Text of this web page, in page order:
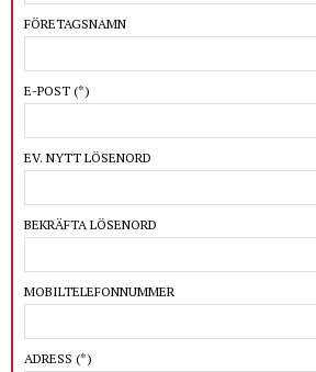
FÖRETAGSNAMN
E-POST (*)
EV. NYTT LÖSENORD
BEKRÄFTA LÖSENORD
MOBILTELEFONNUMMER
ADRESS (*)